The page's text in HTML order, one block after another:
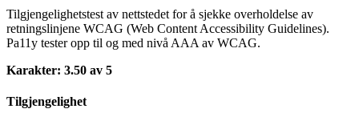
Tilgjengelighetstest av nettstedet for å sjekke overholdelse av
retningslinjene WCAG (Web Content Accessibility Guidelines).
Pa11y tester opp til og med nivå AAA av WCAG.
Karakter: 3.50 av 5
Tilgjengelighet